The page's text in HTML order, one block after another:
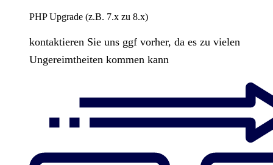
PHP Upgrade (z.B. 7.x zu 8.x)
kontaktieren Sie uns ggf vorher, da es zu vielen
Ungereimtheiten kommen kann